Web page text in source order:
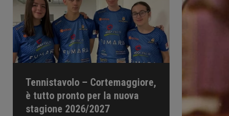
Tennistavolo – Cortemaggiore,
è tutto pronto per la nuova
stagione 2026/2027